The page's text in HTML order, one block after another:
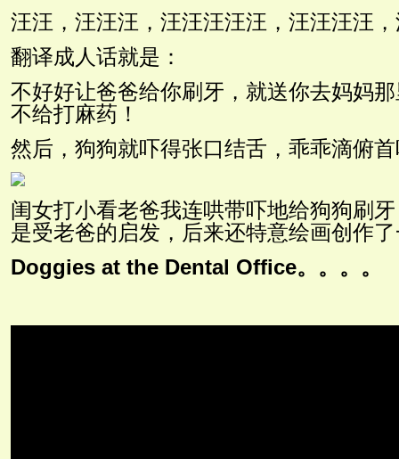
汪汪，汪汪汪，汪汪汪汪汪，汪汪汪汪
翻译成人话就是：
不好好让爸爸给你刷牙，就送你去妈妈
不给打麻药！
然后，狗狗就吓得张口结舌，乖乖滴俯
闺女打小看老爸我连哄带吓地给狗狗刷
是受老爸的启发，后来还特意绘画创作
Doggies at the Dental Office。。。。